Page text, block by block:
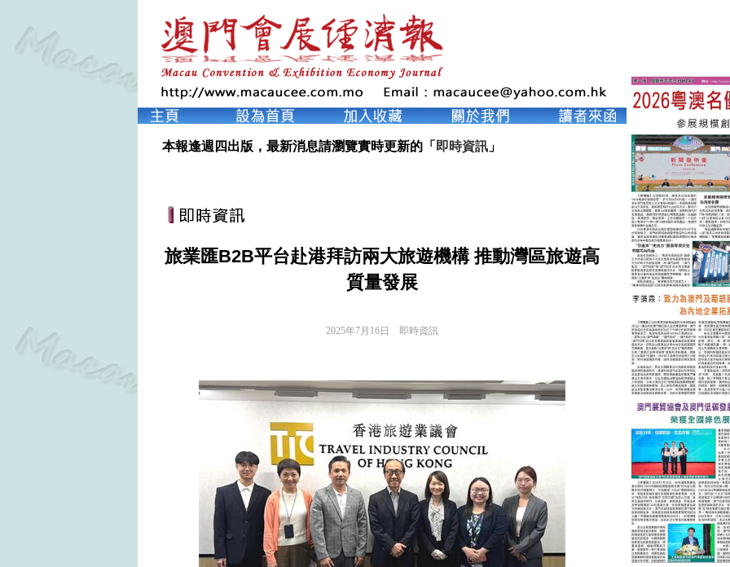
本報逢週四出版，最新消息請瀏覽實時更新的「 即時資訊」
旅業匯B2B平台赴港拜訪兩大旅遊機構 推動灣區旅遊高
質量發展
2025年7月16日 即時資訊